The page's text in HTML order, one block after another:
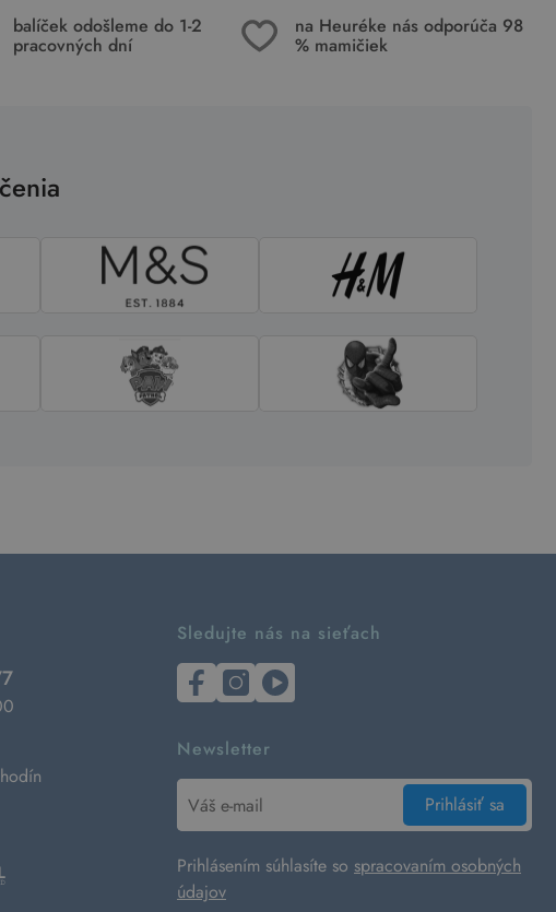
balíček odošleme do 1-2
pracovných dní
na Heuréke nás odporúča 98
% mamičiek
Sledujte nás na sieťach
Newsletter
Prihlásiť sa
Prihlásením súhlasíte so spracovaním osobných
údajov